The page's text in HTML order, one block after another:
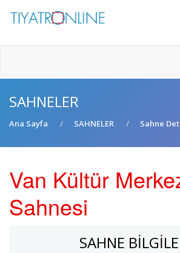
SAHNELER
Ana Sayfa SAHNELER Sahne
Van Kültür
Sahnesi
SAHNE